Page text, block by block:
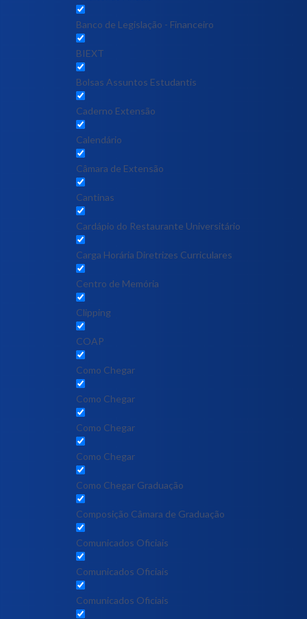
Banco de Legislação - Financeiro
BIEXT
Bolsas Assuntos Estudantis
Caderno Extensão
Calendário
Câmara de Extensão
Cantinas
Cardápio do Restaurante Universitário
Carga Horária Diretrizes Curriculares
Centro de Memória
Clipping
COAP
Como Chegar
Como Chegar
Como Chegar
Como Chegar
Como Chegar Graduação
Composição Câmara de Graduação
Comunicados Oficiais
Comunicados Oficiais
Comunicados Oficiais